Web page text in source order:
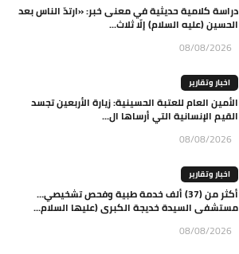
دراسة كلامية حديثية في معنى خبر: «ارتدّ الناس بعد
الحسين (عليه السلام) إلّا ثلاث...
08/08/2026
اخبار وتقارير
الأمين العام للعتبة الحسينية: زيارة الأربعين تجسد
القيم الإنسانية التي أرساها ال...
08/08/2026
اخبار وتقارير
أكثر من (37) ألف خدمة طبية وفحص تشخيصي…
مستشفى السيدة خديجة الكبرى (عليها السلام...
08/08/2026